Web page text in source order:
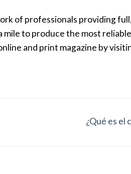
of professionals providing
to produce the most
and print magazine by
¿Qué es el